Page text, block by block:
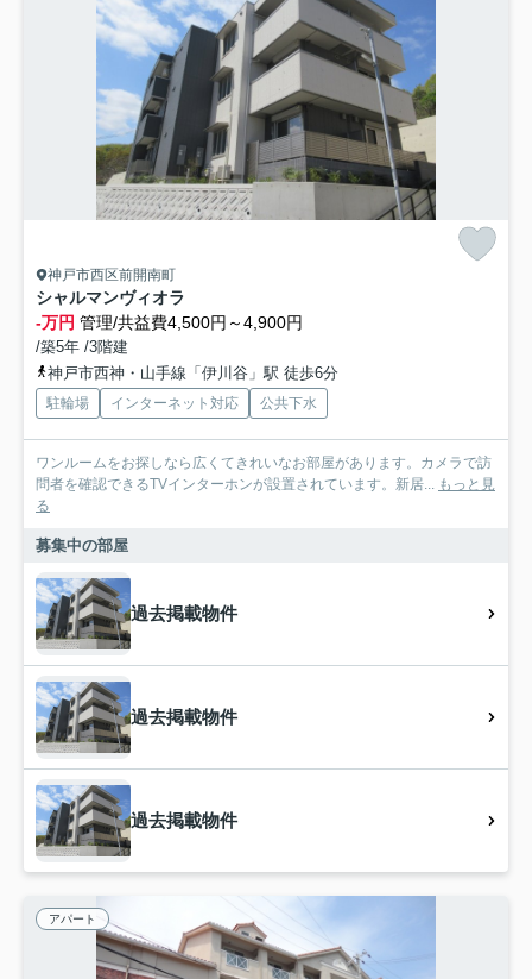
神戸市西区前開南町
シャルマンヴィオラ
-万円 管理/共益費4,500円～4,900円
/築5年 /3階建
神戸市西神・山手線「伊川谷」駅 徒歩6分
駐輪場 インターネット対応 公共下水
ワンルームをお探しなら広くてきれいなお部屋があります。カメラで訪
問者を確認できるTVインターホンが設置されています。新居... もっと見
る
募集中の部屋
過去掲載物件
過去掲載物件
過去掲載物件
アパート